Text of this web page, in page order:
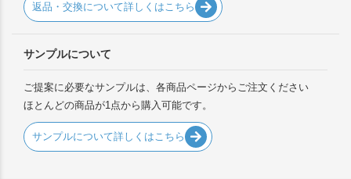
返品・交換について詳しくはこちら
サンプルについて
ご提案に必要なサンプルは、各商品ページからご注文ください
ほとんどの商品が1点から購入可能です。
サンプルについて詳しくはこちら